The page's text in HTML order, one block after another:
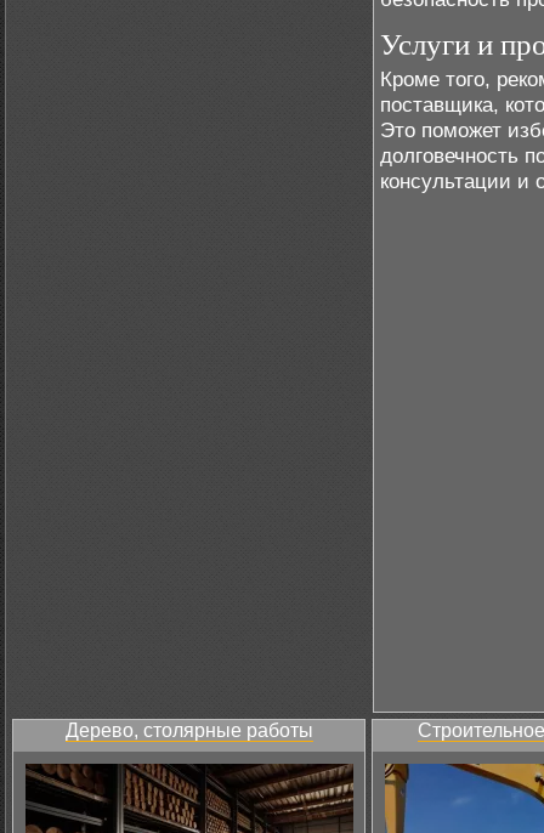
Услуги и
Кроме того,
поставщика,
Это поможет
долговечность
консультации и
Дерево, столярные работы